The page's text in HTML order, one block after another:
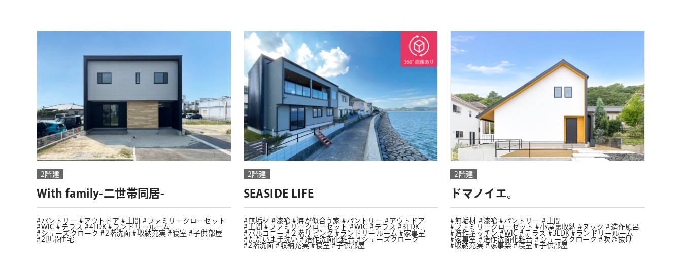
2階建
With family-二世帯同居-
パントリー アウトドア 土間
ファミリークローゼット
WIC
テラス 4LDK
ランドリールーム
シューズクローク
2階洗面 収納充実 寝室
子供部屋
2世帯住宅
2階建
SEASIDE LIFE
無垢材 漆喰 海が似合う家 パントリー
アウトドア
土間
ファミリークローゼット WIC テラス
3LDK
バルコニー
２階リビング ランドリールーム
家事室
ただいま手洗い
造作洗面化粧台
シューズクローク
2階洗面
収納充実 寝室 子供部屋
2階建
ドマノイエ。
無垢材 漆喰 パントリー
土間
ファミリークローゼット
小屋裏収納 ヌック
造作風呂
造作キッチン
WIC テラス 3LDK
ランドリールーム
家事室
造作洗面化粧台 シューズクローク
吹き抜け
収納充実
家事楽 寝室 子供部屋